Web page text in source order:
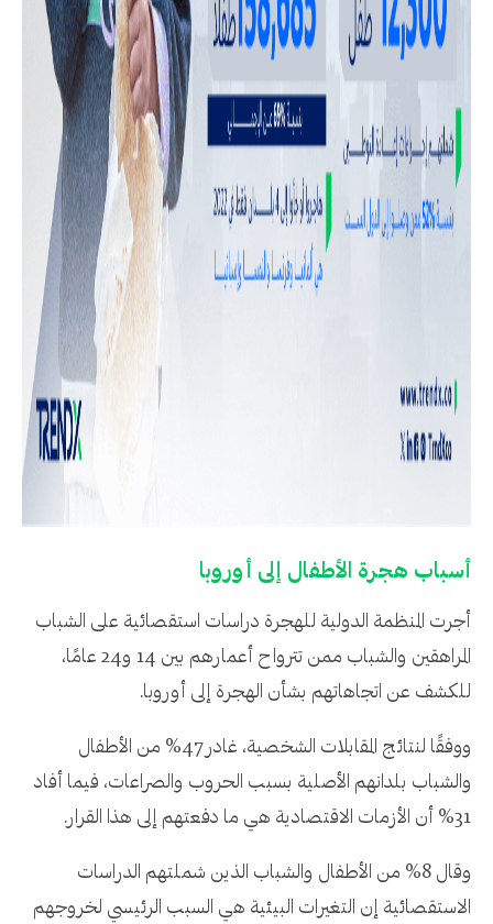
أسباب هجرة الأطفال إلى أوروبا
أجرت المنظمة الدولية للهجرة دراسات استقصائية على الشباب
المراهقين والشباب ممن تترواح أعمارهم بين 14 و24 عامًا،
للكشف عن اتجاهاتهم بشأن الهجرة إلى أوروبا.
ووفقًا لنتائج المقابلات الشخصية، غادر 47% من الأطفال
والشباب بلدانهم الأصلية بسبب الحروب والصراعات، فيما أفاد
31% أن الأزمات الاقتصادية هي ما دفعتهم إلى هذا القرار.
وقال 8% من الأطفال والشباب الذين شملتهم الدراسات
الاستقصائية إن التغيرات البيئية هي السبب الرئيسي لخروجهم